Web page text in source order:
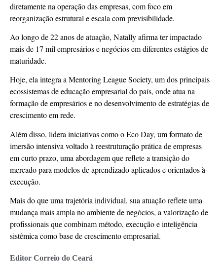
diretamente na operação das empresas, com foco em
reorganização estrutural e escala com previsibilidade.
Ao longo de 22 anos de atuação, Natally afirma ter impactado
mais de 17 mil empresários e negócios em diferentes estágios de
maturidade.
Hoje, ela integra a Mentoring League Society, um dos principais
ecossistemas de educação empresarial do país, onde atua na
formação de empresários e no desenvolvimento de estratégias de
crescimento em rede.
Além disso, lidera iniciativas como o Eco Day, um formato de
imersão intensiva voltado à reestruturação prática de empresas
em curto prazo, uma abordagem que reflete a transição do
mercado para modelos de aprendizado aplicados e orientados à
execução.
Mais do que uma trajetória individual, sua atuação reflete uma
mudança mais ampla no ambiente de negócios, a valorização de
profissionais que combinam método, execução e inteligência
sistêmica como base de crescimento empresarial.
Editor Correio do Ceará